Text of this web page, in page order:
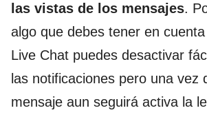
las vistas de los mensajes.
algo que debes tener en
Live Chat puedes desactivar
las notificaciones pero una vez
mensaje aun seguirá activa la